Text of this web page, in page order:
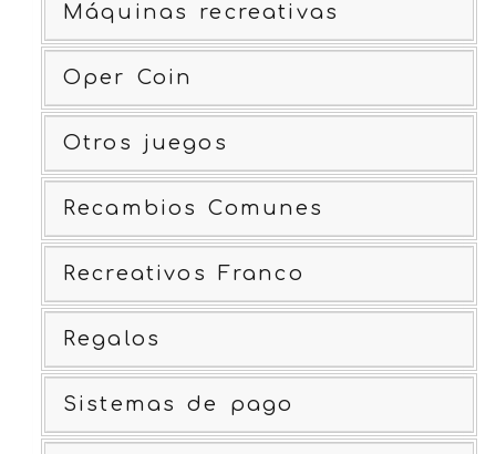
Máquinas recreativas
Oper Coin
Otros juegos
Recambios Comunes
Recreativos Franco
Regalos
Sistemas de pago